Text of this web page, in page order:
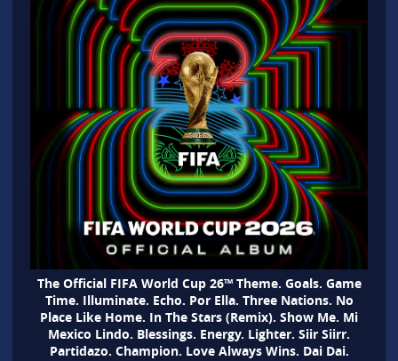
The Official FIFA World Cup 26™ Theme. Goals. Game
Time. Illuminate. Echo. Por Ella. Three Nations. No
Place Like Home. In The Stars (Remix). Show Me. Mi
Mexico Lindo. Blessings. Energy. Lighter. Siir Siirr.
Partidazo. Champion. Love Always Wins. Dai Dai.